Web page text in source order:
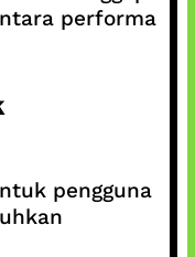
performa
pengguna